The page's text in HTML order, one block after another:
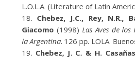
L.O.L.A. (Literature of Latin
Chebez, J.C., Rey, N.R.,
Giacomo (1998) Las Aves de
la Argentina. 126 pp. LOLA.
Chebez, J. C. & H. Casañas